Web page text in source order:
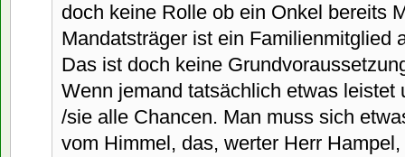
doch keine Rolle ob ein Onkel bereits
Mandatsträger ist ein Familienmitglied
Das ist doch keine
Wenn jemand tatsächlich etwas leistet
/sie alle Chancen. Man muss sich
vom Himmel, das, werter Herr